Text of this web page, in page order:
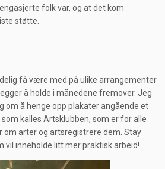
folk var, og at det kom
støtte.
få være med på ulike arrangementer
å holde i månedene fremover. Jeg
om å henge opp plakater angående et
kalles Artsklubben, som er for alle
arter og artsregistrere dem. Stay
vil inneholde litt mer praktisk arbeid!